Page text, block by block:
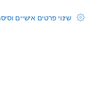
שינוי פרטים אישיים